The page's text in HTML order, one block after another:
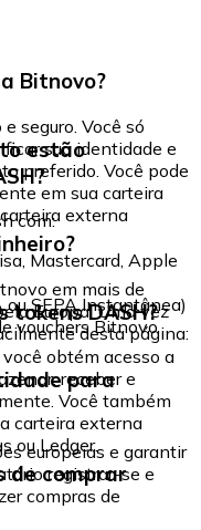
Bitnovo?
seguro. Você só
sua identidade e
preferido. Você pode
em sua carteira
externa
estão
com:
Mastercard, Apple
SEPA Instantânea)
vouchers Bitnovo
em mais de
Europa. Uma vez
desta página:
tokens DASH?
obtém acesso a
receber e
Você também
carteira externa
ou Ledger.
para
europeias e garantir
registrar-se e
compras de
de comprar